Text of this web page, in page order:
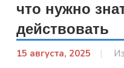
что нужно
действовать
15 августа, 2025
От: